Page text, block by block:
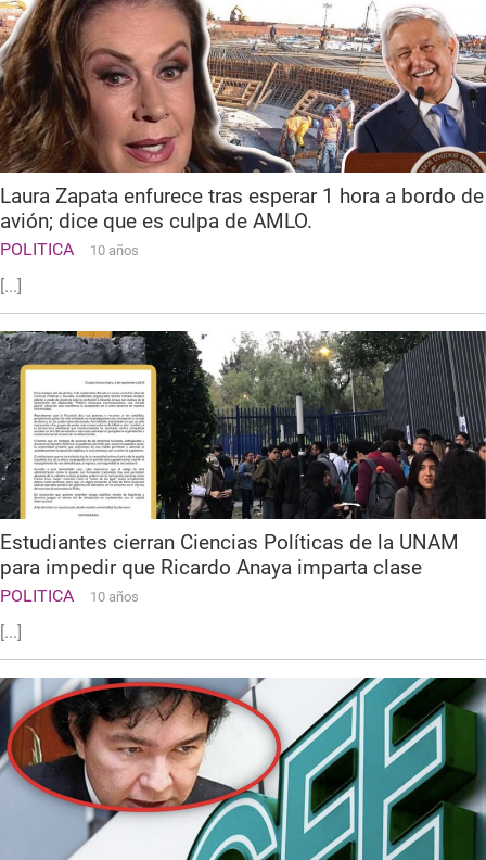
Laura Zapata enfurece tras esperar 1 hora a bordo de
avión; dice que es culpa de AMLO.
POLITICA 10 años
[...]
Estudiantes cierran Ciencias Políticas de la UNAM
para impedir que Ricardo Anaya imparta clase
POLITICA 10 años
[...]